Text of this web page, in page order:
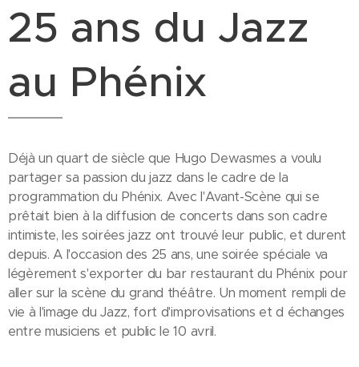
25 ans du Jazz
au Phénix
Déjà un quart de siècle que Hugo Dewasmes a voulu
partager sa passion du jazz dans le cadre de la
programmation du Phénix. Avec l'Avant-Scène qui se
prêtait bien à la diffusion de concerts dans son cadre
intimiste, les soirées jazz ont trouvé leur public, et durent
depuis. A l'occasion des 25 ans, une soirée spéciale va
légèrement s'exporter du bar restaurant du Phénix pour
aller sur la scène du grand théâtre. Un moment rempli de
vie à l'image du Jazz, fort d'improvisations et d échanges
entre musiciens et public le 10 avril.